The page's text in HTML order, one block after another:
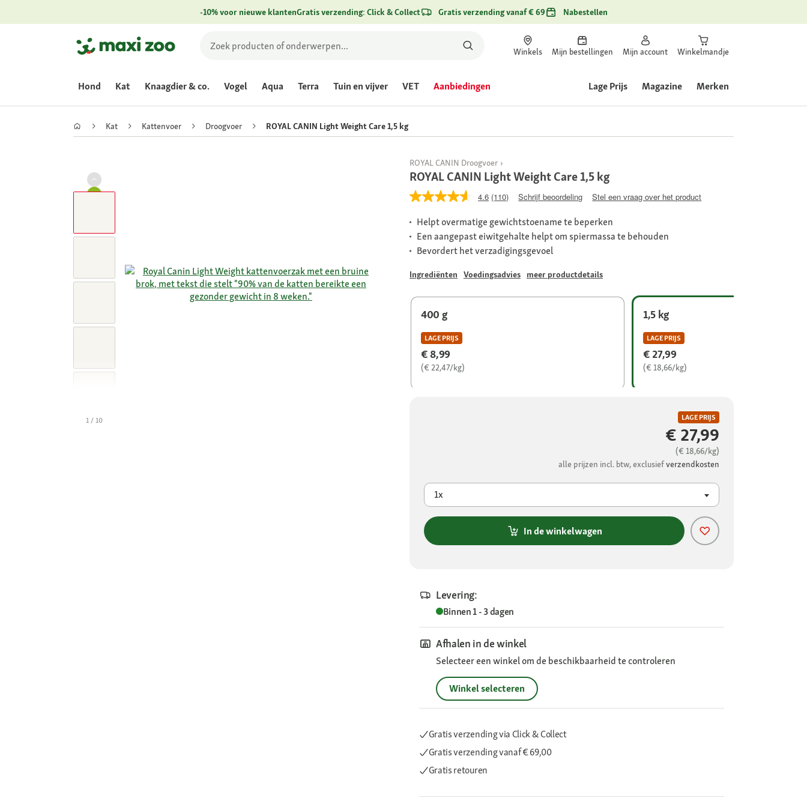
-10% voor nieuwe klantenGratis verzending: Click & Collect Gratis verzending vanaf € 69 Nabestellen
Winkels Mijn bestellingen Mijn account Winkelmandje
Hond Kat Knaagdier & co. Vogel Aqua Terra Tuin en vijver VET Aanbiedingen Lage Prijs Magazine Merken
Kat Kattenvoer Droogvoer ROYAL CANIN Light Weight Care 1,5 kg
1 / 10
ROYAL CANIN Droogvoer
ROYAL CANIN Light Weight Care 1,5 kg
4.6 (110) Schrijf beoordeling Stel een vraag over het product
Helpt overmatige gewichtstoename te beperken
Een aangepast eiwitgehalte helpt om spiermassa te behouden
Bevordert het verzadigingsgevoel
Ingrediënten Voedingsadvies meer productdetails
400 g
LAGE PRIJS
€ 8,99
(€ 22,47/kg)
1,5 kg
LAGE PRIJS
€ 27,99
(€ 18,66/kg)
LAGE PRIJS
€ 27,99
(€ 18,66/kg)
alle prijzen incl. btw, exclusiefverzendkosten
1x
In de winkelwagen
Levering:
Binnen 1 - 3 dagen
Afhalen in de winkel
Selecteer een winkel om de beschikbaarheid te controleren
Winkel selecteren
Gratis verzending via Click & Collect
Gratis verzendingvanaf € 69,00
Gratis retouren